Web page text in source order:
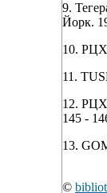
9.
Йорк.
10.
11.
12.
145 -
13.
©